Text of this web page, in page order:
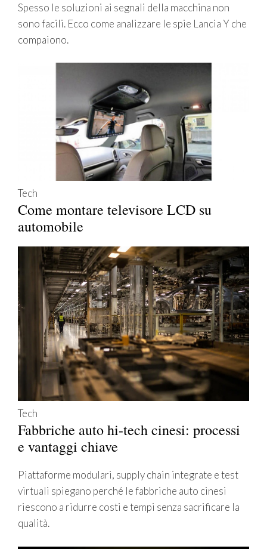
Spesso le soluzioni ai segnali della macchina non
sono facili. Ecco come analizzare le spie Lancia Y che
compaiono.
Tech
Come montare televisore LCD su
automobile
Tech
Fabbriche auto hi-tech cinesi: processi
e vantaggi chiave
Piattaforme modulari, supply chain integrate e test
virtuali spiegano perché le fabbriche auto cinesi
riescono a ridurre costi e tempi senza sacrificare la
qualità.